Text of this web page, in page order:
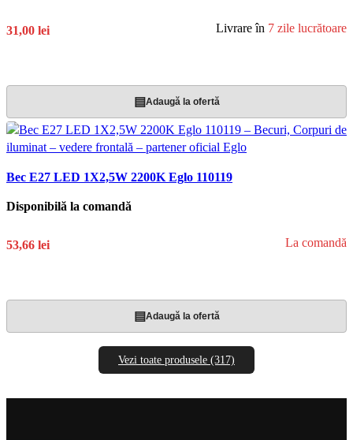
31,00 lei Livrare în 7 zile lucrătoare
▤Adaugă la ofertă
Bec E27 LED 1X2,5W 2200K Eglo 110119
Disponibilă la comandă
53,66 lei La comandă
▤Adaugă la ofertă
Vezi toate produsele (317)